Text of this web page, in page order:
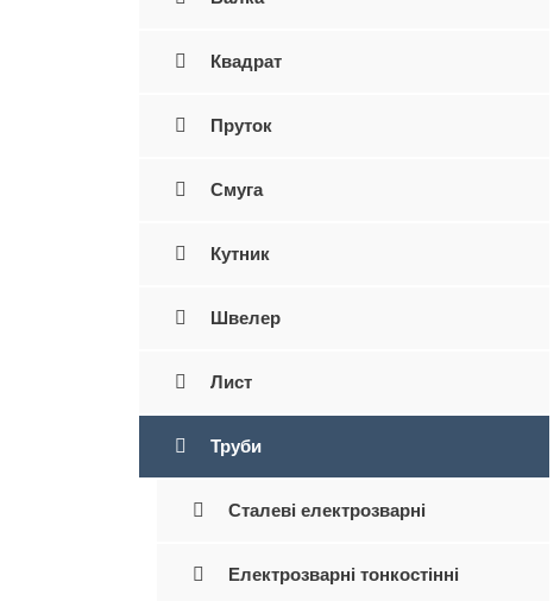
Квадрат
Пруток
Смуга
Кутник
Швелер
Лист
Труби
Сталеві електрозварні
Електрозварні тонкостінні